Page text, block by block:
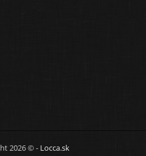
2026 © - Locca.sk